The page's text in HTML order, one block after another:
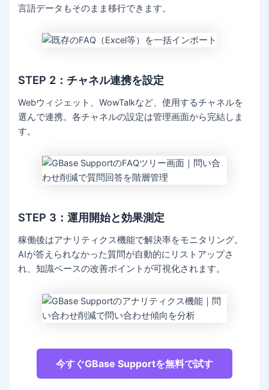
言語データもそのまま移行できます。
STEP 2：チャネル連携を設定
Webウィジェット、WowTalkなど、使用するチャネルを
選んで連携。各チャネルの設定は管理画面から完結しま
す。
STEP 3：運用開始と効果測定
稼働後はアナリティクス機能で解決率をモニタリング。
AIが答えられなかった質問が自動的にリストアップさ
れ、知識ベースの改善ポイントが可視化されます。
今すぐGBase Supportを無料で試す